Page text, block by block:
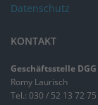
Datenschutz
KONTAKT
Geschäftsstelle DGG
Romy Laurisch
Tel.: 030 / 52 13 72 75